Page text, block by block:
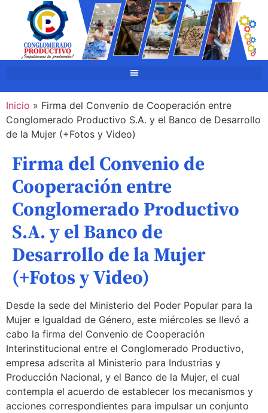
Inicio » Firma del Convenio de Cooperación entre
Conglomerado Productivo S.A. y el Banco de Desarrollo
de la Mujer (+Fotos y Video)
Firma del Convenio de
Cooperación entre
Conglomerado Productivo
S.A. y el Banco de
Desarrollo de la Mujer
(+Fotos y Video)
Desde la sede del Ministerio del Poder Popular para la
Mujer e Igualdad de Género, este miércoles se llevó a
cabo la firma del Convenio de Cooperación
Interinstitucional entre el Conglomerado Productivo,
empresa adscrita al Ministerio para Industrias y
Producción Nacional, y el Banco de la Mujer, el cual
contempla el acuerdo de establecer los mecanismos y
acciones correspondientes para impulsar un conjunto